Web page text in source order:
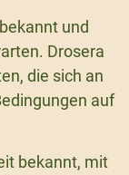
und
Drosera
die sich an
auf
bekannt, mit